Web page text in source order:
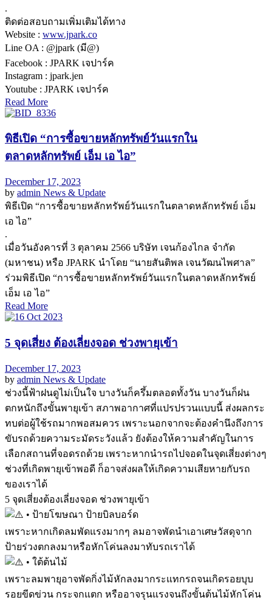
.
ติดต่อสอบถามเพิ่มเติมได้ทาง
Website : www.jpark.co
Line OA : @jpark (มี@)
Facebook : JPARK เจปาร์ค
Instagram : jpark.jen
Youtube : JPARK เจปาร์ค
Read More
พิธีเปิด “การซื้อขายหลักทรัพย์วันแรกใน
ตลาดหลักทรัพย์ เอ็ม เอ ไอ”
December 17, 2023
by admin News & Update
พิธีเปิด “การซื้อขายหลักทรัพย์วันแรกในตลาดหลักทรัพย์ เอ็ม
เอ ไอ”
.
เมื่อวันอังคารที่ 3 ตุลาคม 2566 บริษัท เจนก้องไกล จำกัด
(มหาชน) หรือ JPARK นำโดย “นายสันติพล เจนวัฒนไพศาล”
ร่วมพิธีเปิด “การซื้อขายหลักทรัพย์วันแรกในตลาดหลักทรัพย์
เอ็ม เอ ไอ”
Read More
5 จุดเสี่ยง ต้องเลี่ยงจอด ช่วงพายุเข้า
December 17, 2023
by admin News & Update
ช่วงนี้ฟ้าฝนดูไม่เป็นใจ บางวันก็ครึ้มตลอดทั้งวัน บางวันก็ฝน
ตกหนักถึงขั้นพายุเข้า สภาพอากาศที่แปรปรวนแบบนี้ ส่งผลกระ
ทบต่อผู้ใช้รถมากพอสมควร เพราะนอกจากจะต้องคำนึงถึงการ
ขับรถด้วยความระมัดระวังแล้ว ยังต้องให้ความสำคัญในการ
เลือกสถานที่จอดรถด้วย เพราะหากนำรถไปจอดในจุดเสี่ยงต่างๆ
ช่วงที่เกิดพายุเข้าพอดี ก็อาจส่งผลให้เกิดความเสียหายกับรถ
ของเราได้
5 จุดเสี่ยงต้องเลี่ยงจอด ช่วงพายุเข้า
• ป้ายโฆษณา ป้ายบิลบอร์ด
เพราะหากเกิดลมพัดแรงมากๆ ลมอาจพัดนำเอาเศษวัสดุจาก
ป้ายร่วงตกลงมาหรือหักโค่นลงมาทับรถเราได้
• ใต้ต้นไม้
เพราะลมพายุอาจพัดกิ่งไม้หักลงมากระแทกรถจนเกิดรอยบุบ
รอยขีดข่วน กระจกแตก หรืออาจรุนแรงจนถึงขั้นต้นไม้หักโค่น